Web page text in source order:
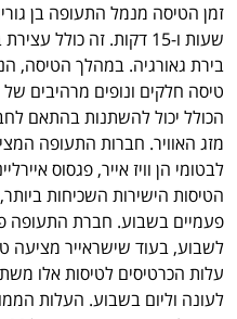
שעות ו-15 דקות. זה
בירת גאורגיה. במהלך הטיסה,
טיסה חלקים ונופים מרהיבים
הכולל יכול להשתנות בהתאם
מזג האוויר. חברות התעופה
הטיסות הישירות השכיחות
פעמיים בשבוע. חברת התעופה
לשבוע, בעוד שישראייר מציעה
עלות הכרטיסים לטיסות אלו
לעונה וליום בשבוע. העלות